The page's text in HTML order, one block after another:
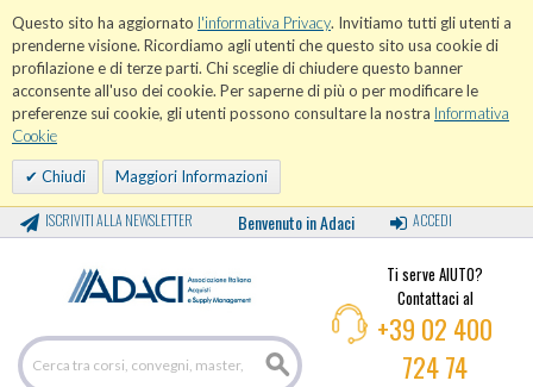
Questo sito ha aggiornato l'informativa Privacy. Invitiamo tutti gli utenti a
prenderne visione. Ricordiamo agli utenti che questo sito usa cookie di
profilazione e di terze parti. Chi sceglie di chiudere questo banner
acconsente all'uso dei cookie. Per saperne di più o per modificare le
preferenze sui cookie, gli utenti possono consultare la nostra Informativa
Cookie
Chiudi Maggiori Informazioni
ISCRIVITI ALLA NEWSLETTER Benvenuto in Adaci ACCEDI
Ti serve AIUTO?
Contattaci al
+39 02 400
724 74